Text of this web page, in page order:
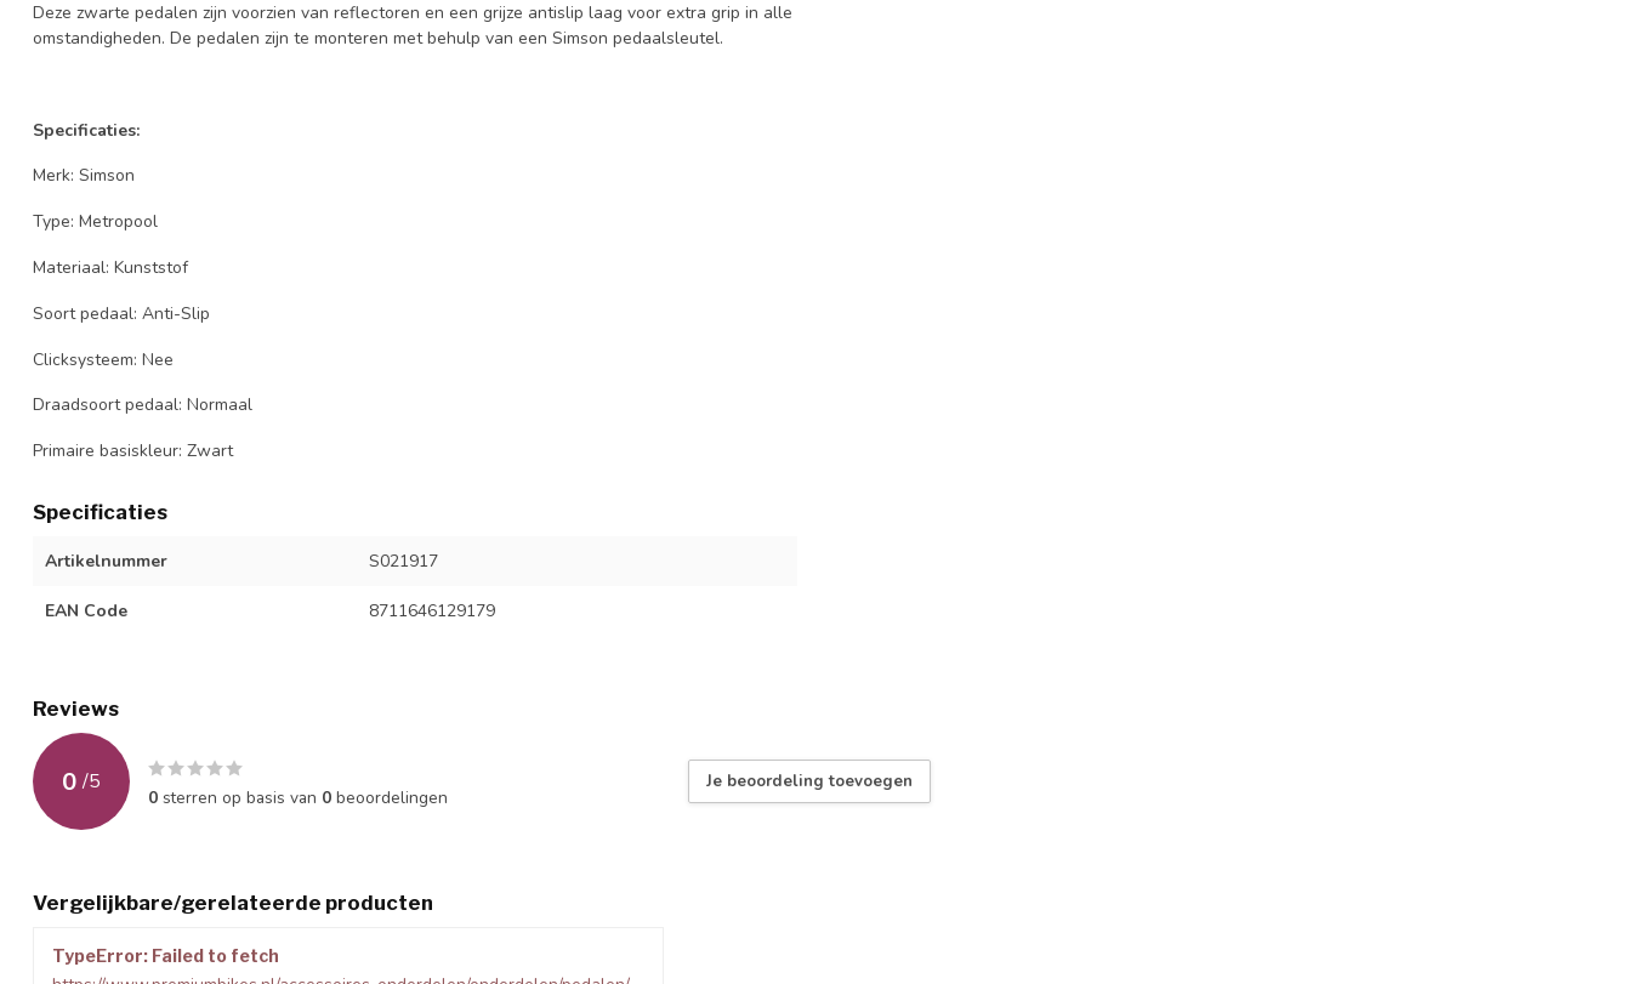
Deze zwarte pedalen zijn voorzien van reflectoren en een grijze antislip laag voor extra grip in alle
omstandigheden. De pedalen zijn te monteren met behulp van een Simson pedaalsleutel.
Specificaties:
Merk: Simson
Type: Metropool
Materiaal: Kunststof
Soort pedaal: Anti-Slip
Clicksysteem: Nee
Draadsoort pedaal: Normaal
Primaire basiskleur: Zwart
Specificaties
Artikelnummer S021917
EAN Code 8711646129179
Reviews
0 /5
0 sterren op basis van 0 beoordelingen
Je beoordeling toevoegen
Vergelijkbare/gerelateerde producten
TypeError: Failed to fetch